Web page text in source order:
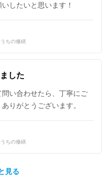
したいと思います！
ちの修繕
した
い合わせたら、丁寧にご
りがとうございます。
ちの修繕
見る